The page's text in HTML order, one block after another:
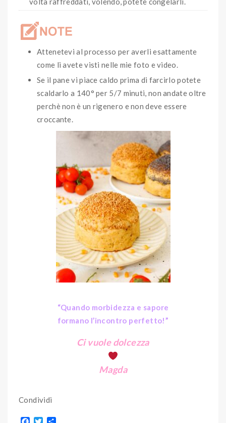
Attenetevi al processo per averli esattamente
come li avete visti nelle mie foto e video.
Se il pane vi piace caldo prima di farcirlo potete
scaldarlo a 140° per 5/7 minuti, non andate oltre
perchè non è un rigenero e non deve essere
croccante.
“Quando morbidezza e sapore
formano l’incontro perfetto!”
Ci vuole dolcezza
Magda
Condividi